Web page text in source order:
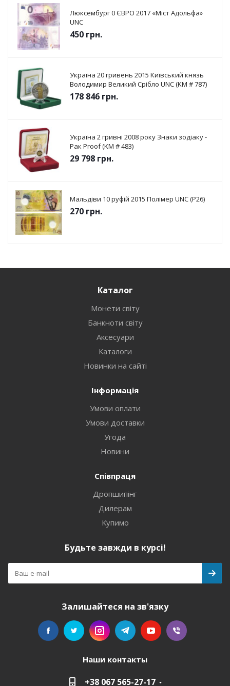
Люксембург 0 ЄВРО 2017 «Міст Адольфа»
UNC
450 грн.
Україна 20 гривень 2015 Київський князь
Володимир Великий Срібло UNC (KM # 787)
178 846 грн.
Україна 2 гривні 2008 року Знаки зодіаку -
Рак Proof (KM # 483)
29 798 грн.
Мальдіви 10 руфій 2015 Полімер UNC (P26)
270 грн.
Каталог
Монети світу
Банкноти світу
Аксесуари
Каталоги
Новинки на сайті
Інформація
Умови оплати
Умови доставки
Угода
Новини
Співпраця
Дропшипінг
Дилерам
Купимо
Будьте завжди в курсі!
Залишайтеся на зв'язку
Наши контакты
+38 067 565-27-17